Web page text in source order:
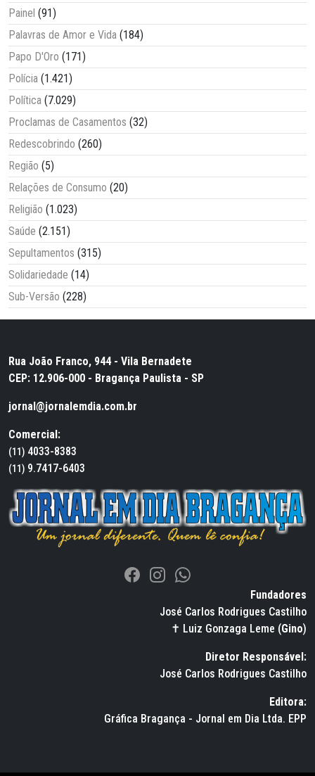
Painel (91)
Palavras de Amor e Vida (184)
Papo D'Oro (171)
Polícia (1.421)
Política (7.029)
Proclamas de Casamentos (32)
Redescobrindo (260)
Região (5)
Relações de Consumo (20)
Religião (1.023)
Saúde (2.151)
Sepultamentos (315)
Solidariedade (14)
Sub-Versão (228)
Rua João Franco, 944 - Vila Bernadete
CEP: 12.906-000 - Bragança Paulista - SP
jornal@jornalemdia.com.br
Comercial:
(11) 4033-8383
(11) 9.7417-6403
Fundadores
José Carlos Rodrigues Castilho
✝ Luiz Gonzaga Leme (Gino)
Diretor Responsável:
José Carlos Rodrigues Castilho
Editora:
Gráfica Bragança - Jornal em Dia Ltda. EPP